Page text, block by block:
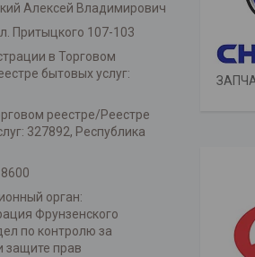
Алексей Владимирович
Притыцкого 107-103
в Торговом
бытовых услуг:
реестре/Реестре
327892, Республика
орган:
Фрунзенского
по контролю за
защите прав